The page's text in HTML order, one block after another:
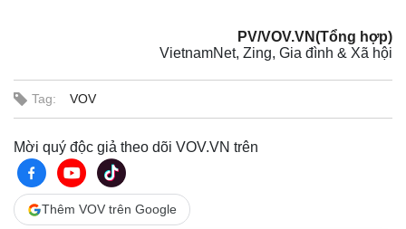
Kinh tế
Bất động sản
Giá vàng
Tỷ giá
PV/VOV.VN(Tổng hợp)
VietnamNet, Zing, Gia đình & Xã hội
Tag: VOV
Mời quý độc giả theo dõi VOV.VN trên
Thêm VOV trên Google